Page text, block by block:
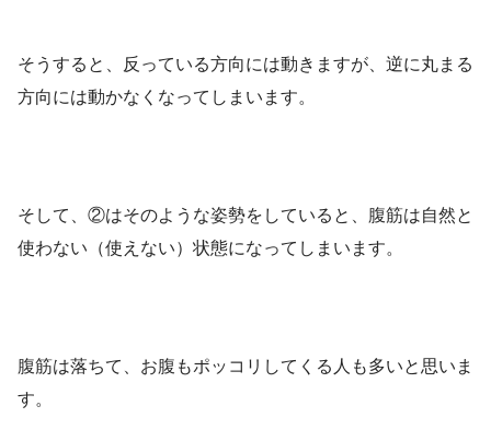
そうすると、反っている方向には動きますが、逆に丸まる
方向には動かなくなってしまいます。
そして、②はそのような姿勢をしていると、腹筋は自然と
使わない（使えない）状態になってしまいます。
腹筋は落ちて、お腹もポッコリしてくる人も多いと思いま
す。